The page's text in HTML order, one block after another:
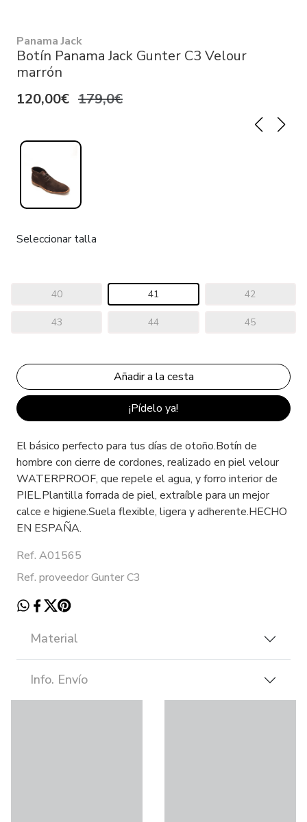
Panama Jack
Botín Panama Jack Gunter C3 Velour
marrón
120,00€ 179,0€
Seleccionar talla
40 41 42
43 44 45
¡Pídelo ya!
El básico perfecto para tus días de otoño.Botín de
hombre con cierre de cordones, realizado en piel velour
WATERPROOF, que repele el agua, y forro interior de
PIEL.Plantilla forrada de piel, extraíble para un mejor
calce e higiene.Suela flexible, ligera y adherente.HECHO
EN ESPAÑA.
Ref. A01565
Ref. proveedor Gunter C3
Material
Info. Envío